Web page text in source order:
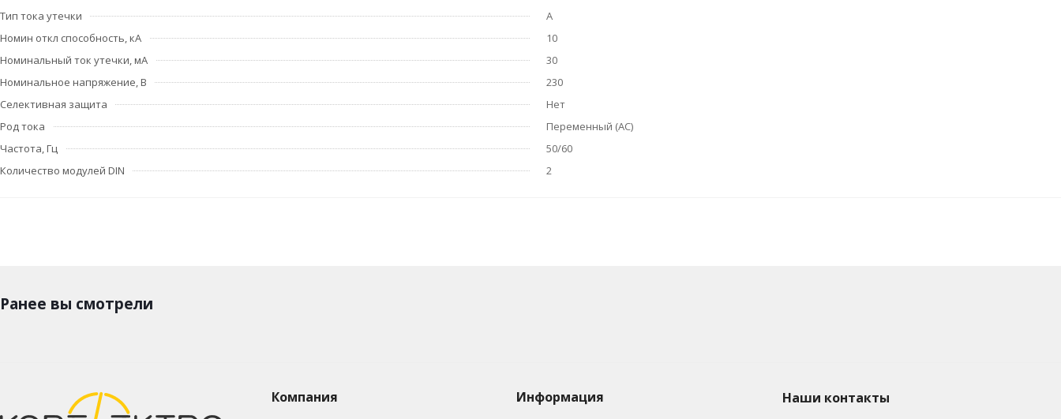
Тип тока утечки
А
Номин откл способность, кА
10
Номинальный ток утечки, мА
30
Номинальное напряжение, В
230
Селективная защита
Нет
Род тока
Переменный (AC)
Частота, Гц
50/60
Количество модулей DIN
2
Ранее вы смотрели
Компания Информация Наши контакты